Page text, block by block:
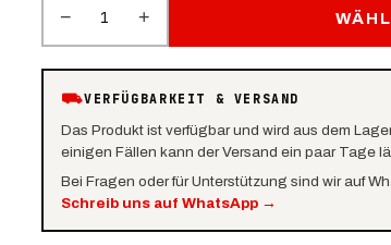
− 1 +
⛟VERFÜGBARKEIT & VERSAND
Das Produkt ist verfügbar und wird aus dem
einigen Fällen kann der Versand ein paar Tage
Bei Fragen oder für Unterstützung sind wir auf
Schreib uns auf WhatsApp →